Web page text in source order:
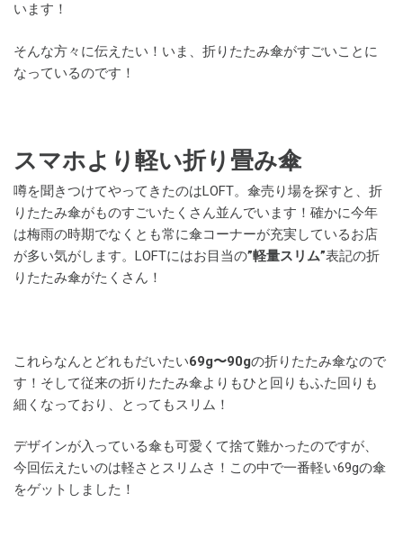
います！
そんな方々に伝えたい！いま、折りたたみ傘がすごいことに
なっているのです！
スマホより軽い折り畳み傘
噂を聞きつけてやってきたのはLOFT。傘売り場を探すと、折
りたたみ傘がものすごいたくさん並んでいます！確かに今年
は梅雨の時期でなくとも常に傘コーナーが充実しているお店
が多い気がします。LOFTにはお目当の”軽量スリム”表記の折
りたたみ傘がたくさん！
これらなんとどれもだいたい69g〜90gの折りたたみ傘なので
す！そして従来の折りたたみ傘よりもひと回りもふた回りも
細くなっており、とってもスリム！
デザインが入っている傘も可愛くて捨て難かったのですが、
今回伝えたいのは軽さとスリムさ！この中で一番軽い69gの傘
をゲットしました！